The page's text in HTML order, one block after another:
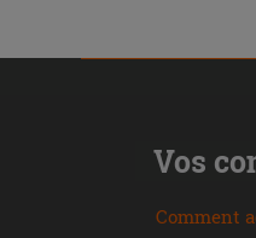
Vos
Comment